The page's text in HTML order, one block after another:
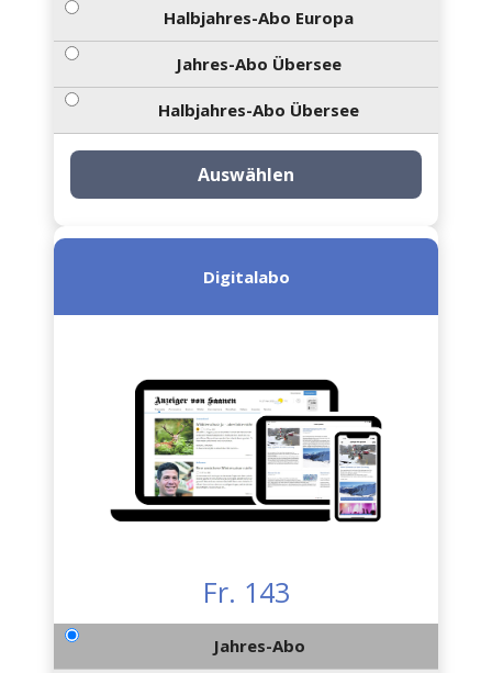
Halbjahres-Abo Europa
Jahres-Abo Übersee
Halbjahres-Abo Übersee
Auswählen
Digitalabo
Fr. 143
Jahres-Abo